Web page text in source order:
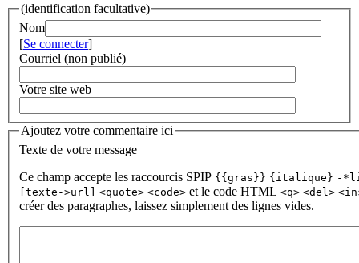
(identification facultative)
Nom
[Se connecter]
Courriel (non publié)
Votre site web
Ajoutez votre commentaire ici
Texte de votre message
Ce champ accepte les raccourcis SPIP {{gras}} {italique} -
[texte->url] <quote> <code> et le code HTML <q> <del>
créer des paragraphes, laissez simplement des lignes vides.